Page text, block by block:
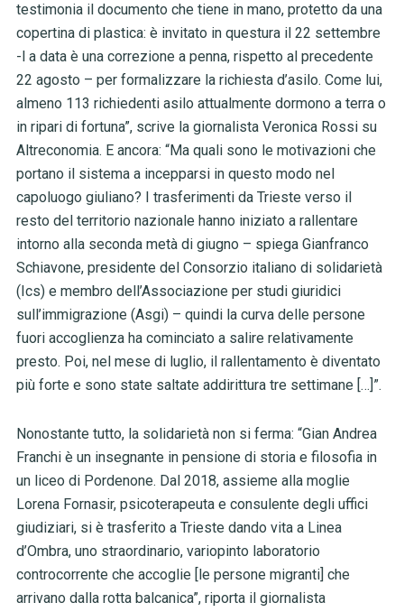
testimonia il documento che tiene in mano, protetto da una
copertina di plastica: è invitato in questura il 22 settembre
-l a data è una correzione a penna, rispetto al precedente
22 agosto – per formalizzare la richiesta d’asilo. Come lui,
almeno 113 richiedenti asilo attualmente dormono a terra o
in ripari di fortuna”, scrive la giornalista Veronica Rossi su
Altreconomia. E ancora: “Ma quali sono le motivazioni che
portano il sistema a incepparsi in questo modo nel
capoluogo giuliano? I trasferimenti da Trieste verso il
resto del territorio nazionale hanno iniziato a rallentare
intorno alla seconda metà di giugno – spiega Gianfranco
Schiavone, presidente del Consorzio italiano di solidarietà
(Ics) e membro dell’Associazione per studi giuridici
sull’immigrazione (Asgi) – quindi la curva delle persone
fuori accoglienza ha cominciato a salire relativamente
presto. Poi, nel mese di luglio, il rallentamento è diventato
più forte e sono state saltate addirittura tre settimane […]”.
Nonostante tutto, la solidarietà non si ferma: “Gian Andrea
Franchi è un insegnante in pensione di storia e filosofia in
un liceo di Pordenone. Dal 2018, assieme alla moglie
Lorena Fornasir, psicoterapeuta e consulente degli uffici
giudiziari, si è trasferito a Trieste dando vita a Linea
d’Ombra, uno straordinario, variopinto laboratorio
controcorrente che accoglie [le persone migranti] che
arrivano dalla rotta balcanica”, riporta il giornalista